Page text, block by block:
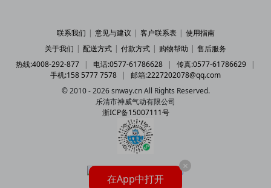
联系我们 | 意见与建议 | 客户联系表 | 使用指南
关于我们 | 配送方式 | 付款方式 | 购物帮助 | 售后服务
热线:4008-292-877
| 电话:0577-61786628 | 传真:0577-61786629
|
手机:158 5777 7578
|
邮箱:2227202078@qq.com
© 2010 - 2026 snway.cn All Rights Reserved.
乐清市神威气动有限公司
浙ICP备15007111号
在App中打开
×